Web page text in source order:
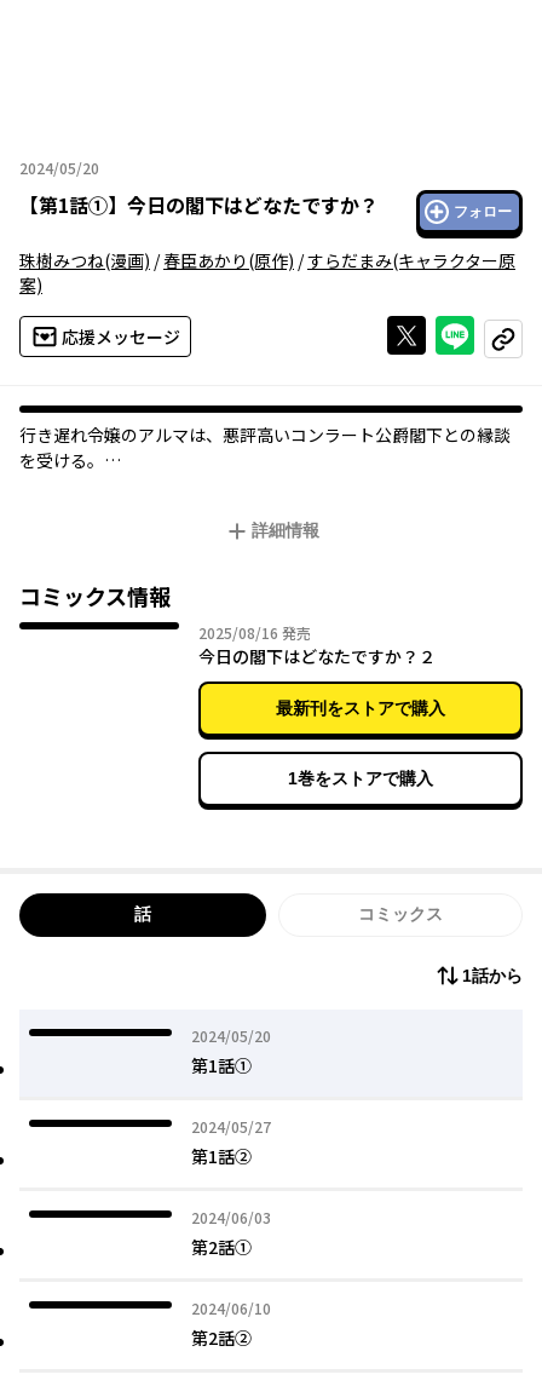
2024/05/20
2024年05月20日
【第1話①】 今日の閣下はどなたですか？ フォロー
珠樹みつね(漫画) /春臣あかり (原作) /すらだまみ(キャラクター原
案)
応援メッセージ Xで投稿する
ライン
コピー
行き遅れ令嬢のアルマは、悪評高いコンラート公爵閣下との縁談
を受ける。
魔法によって彼の感情が人格を持ってしまった！
詳細情報
コミックス情報
2025/08/16 2025年08月16日
発売
今日の閣下はどなたですか？２
最新刊をストアで購入
1巻をストアで購入
話 コミックス
1話から
2024/05/20
2024年05月20日
第1話①
2024/05/27
2024年05月27日
第1話②
2024/06/03
2024年06月03日
第2話①
2024/06/10
2024年06月10日
第2話②